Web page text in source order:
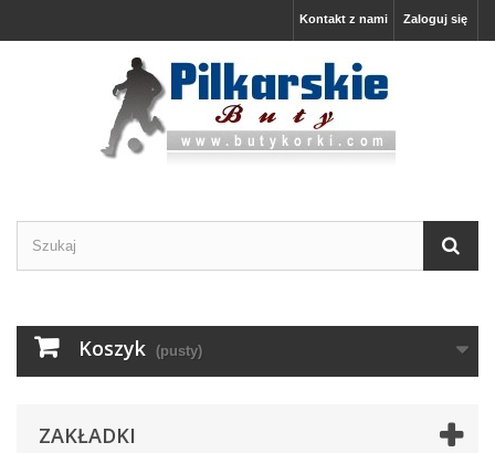
Zaloguj się
Kontakt z nami
Koszyk (pusty)
ZAKŁADKI